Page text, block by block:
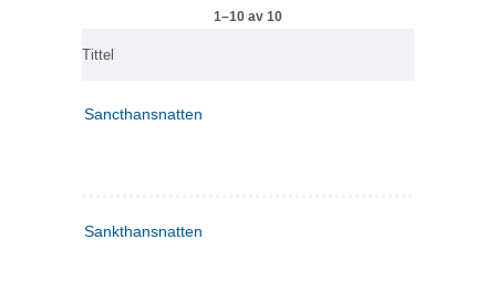
1–10 av 10
Tittel
Sancthansnatten
Sankthansnatten